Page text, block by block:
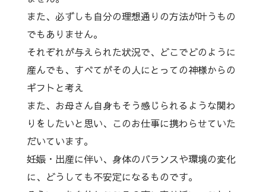
また、必ずしも自分の理想通りの方法が叶うもの
でもありません。
それぞれが与えられた状況で、どこでどのように
産んでも、すべてがその人にとっての神様からの
ギフトと考え
また、お母さん自身もそう感じられるような関わ
りをしたいと思い、このお仕事に携わらせていた
だいています。
妊娠・出産に伴い、身体のバランスや環境の変化
に、どうしても不安定になるものです。